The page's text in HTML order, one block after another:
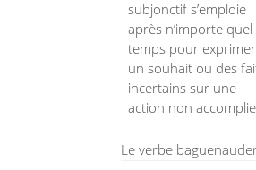
subjonctif s’emploie
après n’importe quel
temps pour exprimer
un souhait ou des
incertains sur une
action non
Le verbe